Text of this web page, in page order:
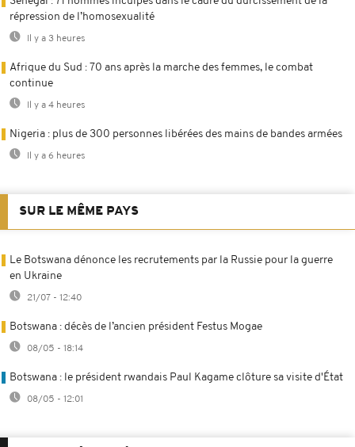
répression de l’homosexualité
Il y a 3 heures
Afrique du Sud : 70 ans après la marche des femmes, le combat
continue
Il y a 4 heures
Nigeria : plus de 300 personnes libérées des mains de bandes armées
Il y a 6 heures
SUR LE MÊME PAYS
Le Botswana dénonce les recrutements par la Russie pour la guerre
en Ukraine
21/07 - 12:40
Botswana : décès de l’ancien président Festus Mogae
08/05 - 18:14
Botswana : le président rwandais Paul Kagame clôture sa visite d'État
08/05 - 12:01